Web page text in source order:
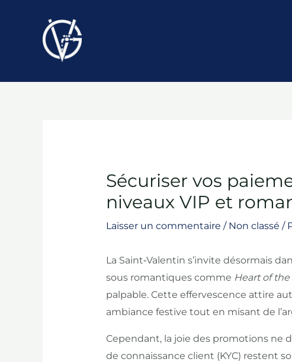
Sécuriser vos
niveaux VIP et
Laisser un commentaire / Non classé /
La Saint‑Valentin s’invite désormais
sous romantiques comme Heart of
palpable. Cette effervescence attire
ambiance festive tout en misant de
Cependant, la joie des promotions ne
de connaissance client (KYC) restent